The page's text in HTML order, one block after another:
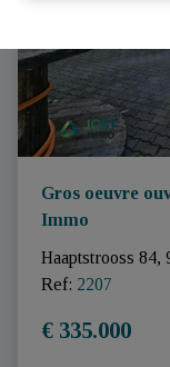
Gros oeuvre
Immo
Haaptstrooss 84,
Ref: 2207
€ 335.000